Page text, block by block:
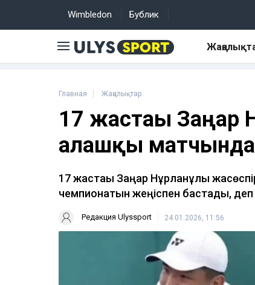
Wimbledon Бублик
Главная Жаңалықтар
17 жастағы
алғашқы
17 жастағы Заңғар Нұрланұлы
чемпионатын жеңіспен бастады,
Редакция Ulyssport 24.01.2026, 11:56